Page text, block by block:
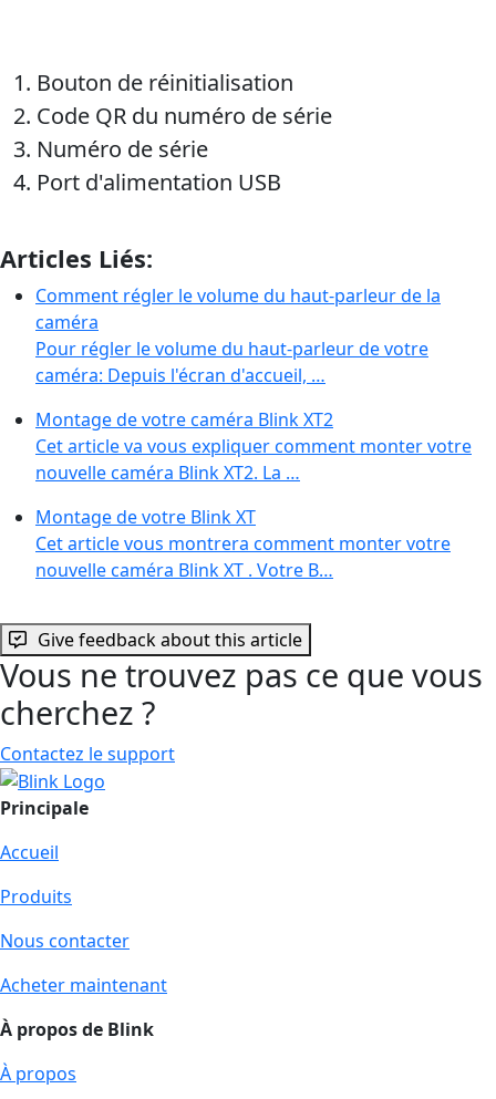
Bouton de réinitialisation
Code QR du numéro de série
Numéro de série
Port d'alimentation USB
Articles Liés:
Comment régler le volume du haut-parleur de la
caméra
Pour régler le volume du haut-parleur de votre
caméra: Depuis l'écran d'accueil, …
Montage de votre caméra Blink XT2
Cet article va vous expliquer comment monter votre
nouvelle caméra Blink XT2. La …
Montage de votre Blink XT
Cet article vous montrera comment monter votre
nouvelle caméra Blink XT . Votre B…
Give feedback about this article
Vous ne trouvez pas ce que vous
cherchez ?
Contactez le support
Principale
Accueil
Produits
Nous contacter
Acheter maintenant
À propos de Blink
À propos